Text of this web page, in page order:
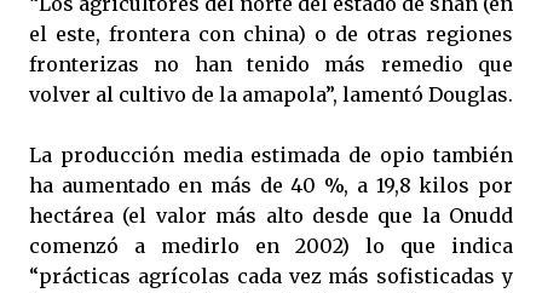
el este, frontera con china) o de otras regiones
fronterizas no han tenido más remedio que
volver al cultivo de la amapola”, lamentó Douglas.
La producción media estimada de opio también
ha aumentado en más de 40 %, a 19,8 kilos por
hectárea (el valor más alto desde que la Onudd
comenzó a medirlo en 2002) lo que indica
“prácticas agrícolas cada vez más sofisticadas y